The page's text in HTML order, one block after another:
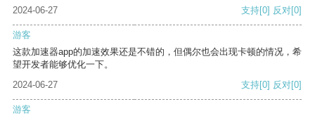
2024-06-27
支持[0] 反对[0]
游客
这款加速器app的加速效果还是不错的，但偶尔也会出现卡顿的情况，希
望开发者能够优化一下。
2024-06-27
支持[0] 反对[0]
游客